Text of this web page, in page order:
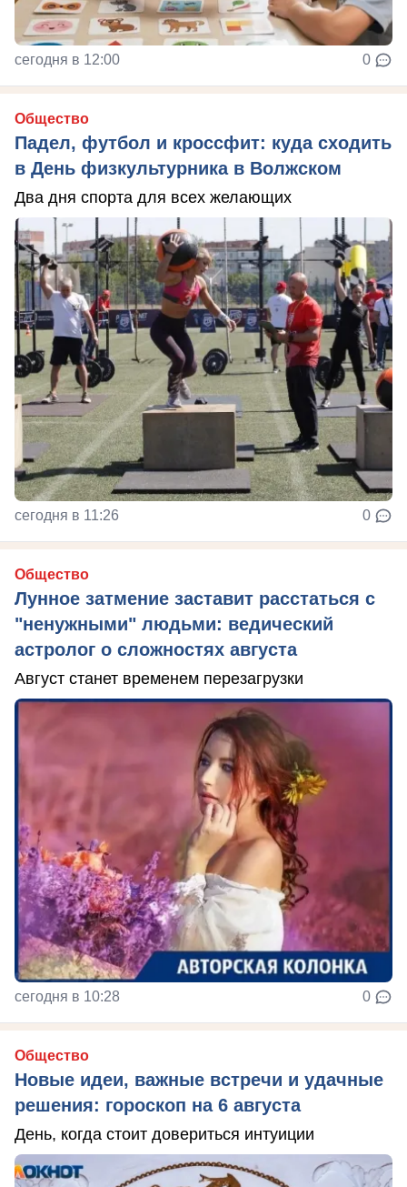
сегодня в 12:00 0
Общество
Падел, футбол и кроссфит: куда сходить
в День физкультурника в Волжском
Два дня спорта для всех желающих
сегодня в 11:26 0
Общество
Лунное затмение заставит расстаться с
"ненужными" людьми: ведический
астролог о сложностях августа
Август станет временем перезагрузки
сегодня в 10:28 0
Общество
Новые идеи, важные встречи и удачные
решения: гороскоп на 6 августа
День, когда стоит довериться интуиции